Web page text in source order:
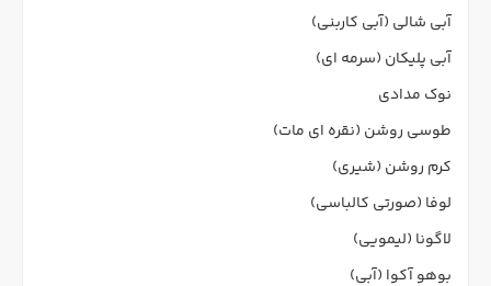
آبی شالی (آبی کاربنی)
آبی پلیکان (سرمه ای)
نوک مدادی
طوسی روشن (نقره ای مات)
کرم روشن (شیری)
لوفا (صورتی کالباسی)
لاگونا (لیمویی)
بوهو آکوا (آبی)